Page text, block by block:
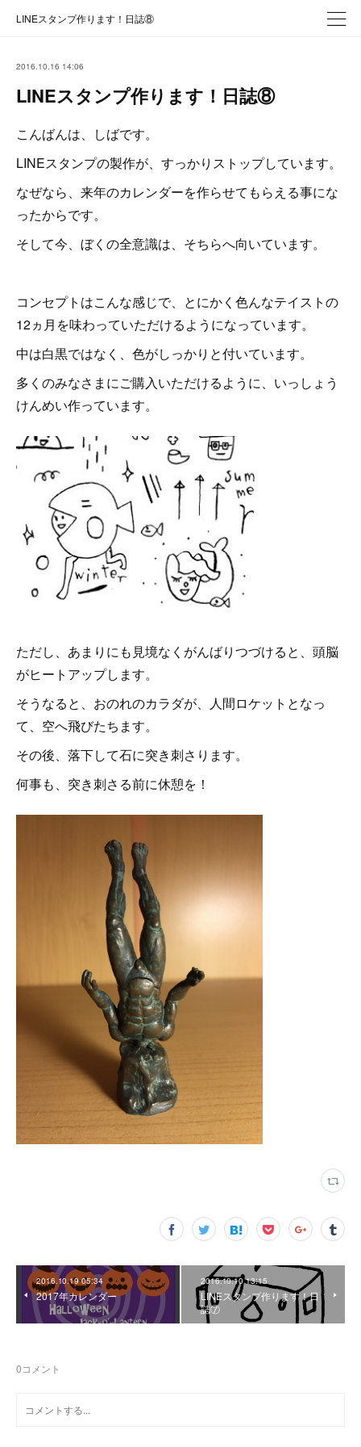
LINEスタンプ作ります！日誌⑧
2016.10.16 14:06
LINEスタンプ作ります！日誌⑧
こんばんは、しばです。
LINEスタンプの製作が、すっかりストップしています。
なぜなら、来年のカレンダーを作らせてもらえる事にな
ったからです。
そして今、ぼくの全意識は、そちらへ向いています。
コンセプトはこんな感じで、とにかく色んなテイストの
12ヵ月を味わっていただけるようになっています。
中は白黒ではなく、色がしっかりと付いています。
多くのみなさまにご購入いただけるように、いっしょう
けんめい作っています。
ただし、あまりにも見境なくがんばりつづけると、頭脳
がヒートアップします。
そうなると、おのれのカラダが、人間ロケットとなっ
て、空へ飛びたちます。
その後、落下して石に突き刺さります。
何事も、突き刺さる前に休憩を！
2016.10.19 05:34
2017年カレンダー
2016.10.10 13:15
LINEスタンプ作ります！日
誌⑦
0コメント